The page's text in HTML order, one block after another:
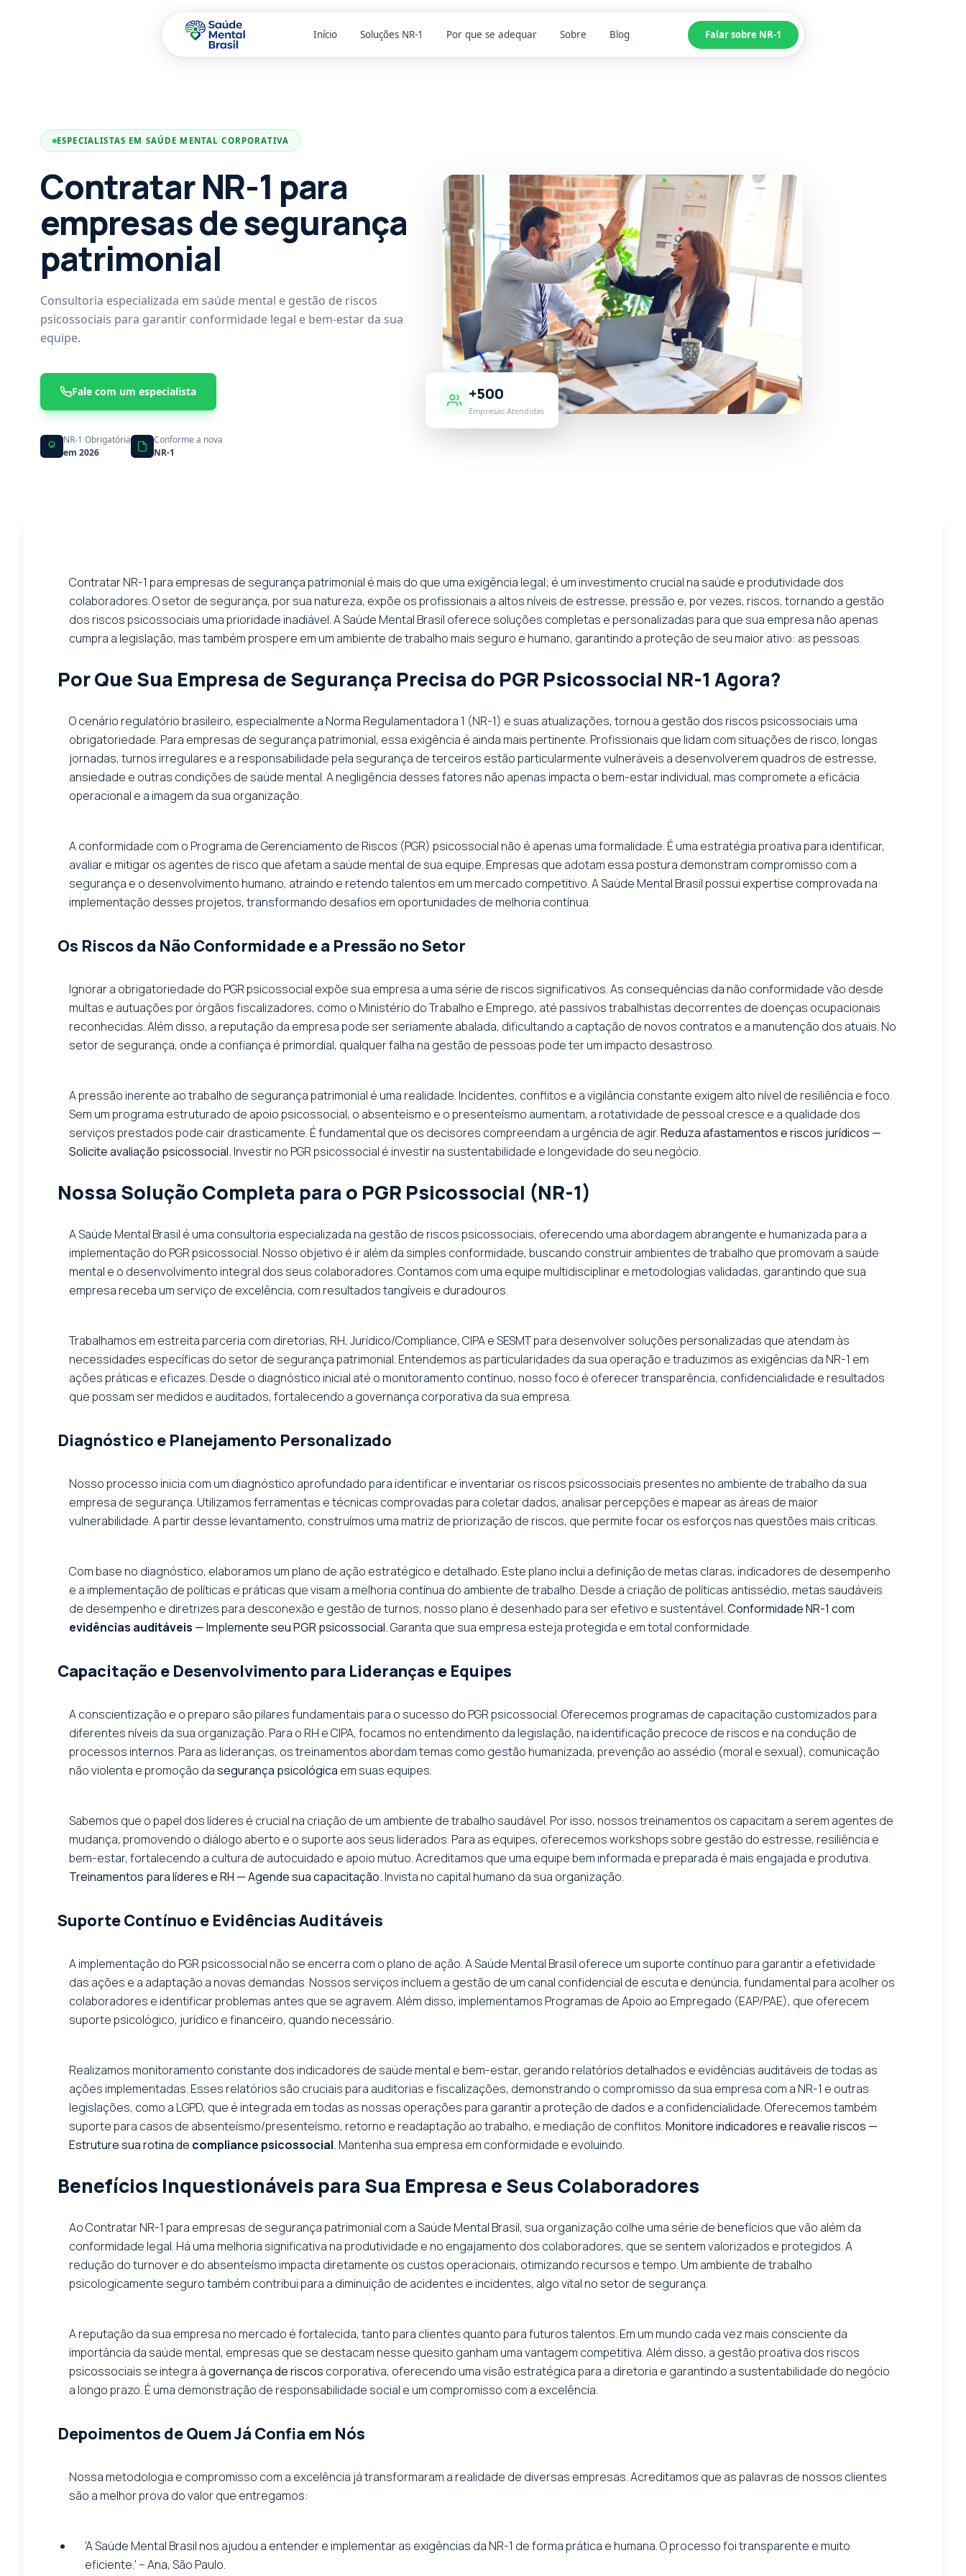
Início Soluções NR-1 Por que se adequar Sobre Blog Falar sobre NR-1
ESPECIALISTAS EM SAÚDE MENTAL CORPORATIVA
Contratar NR-1 para
empresas de segurança
patrimonial
Consultoria especializada em saúde mental e gestão de riscos
psicossociais para garantir conformidade legal e bem-estar da sua
equipe.
Fale com um especialista
NR-1 Obrigatória
em 2026
Conforme a nova
NR-1
+500
Empresas Atendidas
Contratar NR-1 para empresas de segurança patrimonial é mais do que uma exigência legal; é um investimento crucial na saúde e produtividade dos
colaboradores. O setor de segurança, por sua natureza, expõe os profissionais a altos níveis de estresse, pressão e, por vezes, riscos, tornando a gestão
dos riscos psicossociais uma prioridade inadiável. A Saúde Mental Brasil oferece soluções completas e personalizadas para que sua empresa não apenas
cumpra a legislação, mas também prospere em um ambiente de trabalho mais seguro e humano, garantindo a proteção de seu maior ativo: as pessoas.
Por Que Sua Empresa de Segurança Precisa do PGR Psicossocial NR-1 Agora?
O cenário regulatório brasileiro, especialmente a Norma Regulamentadora 1 (NR-1) e suas atualizações, tornou a gestão dos riscos psicossociais uma
obrigatoriedade. Para empresas de segurança patrimonial, essa exigência é ainda mais pertinente. Profissionais que lidam com situações de risco, longas
jornadas, turnos irregulares e a responsabilidade pela segurança de terceiros estão particularmente vulneráveis a desenvolverem quadros de estresse,
ansiedade e outras condições de saúde mental. A negligência desses fatores não apenas impacta o bem-estar individual, mas compromete a eficácia
operacional e a imagem da sua organização.
A conformidade com o Programa de Gerenciamento de Riscos (PGR) psicossocial não é apenas uma formalidade. É uma estratégia proativa para identificar,
avaliar e mitigar os agentes de risco que afetam a saúde mental de sua equipe. Empresas que adotam essa postura demonstram compromisso com a
segurança e o desenvolvimento humano, atraindo e retendo talentos em um mercado competitivo. A Saúde Mental Brasil possui expertise comprovada na
implementação desses projetos, transformando desafios em oportunidades de melhoria contínua.
Os Riscos da Não Conformidade e a Pressão no Setor
Ignorar a obrigatoriedade do PGR psicossocial expõe sua empresa a uma série de riscos significativos. As consequências da não conformidade vão desde
multas e autuações por órgãos fiscalizadores, como o Ministério do Trabalho e Emprego, até passivos trabalhistas decorrentes de doenças ocupacionais
reconhecidas. Além disso, a reputação da empresa pode ser seriamente abalada, dificultando a captação de novos contratos e a manutenção dos atuais. No
setor de segurança, onde a confiança é primordial, qualquer falha na gestão de pessoas pode ter um impacto desastroso.
A pressão inerente ao trabalho de segurança patrimonial é uma realidade. Incidentes, conflitos e a vigilância constante exigem alto nível de resiliência e foco.
Sem um programa estruturado de apoio psicossocial, o absenteísmo e o presenteísmo aumentam, a rotatividade de pessoal cresce e a qualidade dos
serviços prestados pode cair drasticamente. É fundamental que os decisores compreendam a urgência de agir.Reduza afastamentos e riscos jurídicos —
Solicite avaliação psicossocial. Investir no PGR psicossocial é investir na sustentabilidade e longevidade do seu negócio.
Nossa Solução Completa para o PGR Psicossocial (NR-1)
A Saúde Mental Brasil é uma consultoria especializada na gestão de riscos psicossociais, oferecendo uma abordagem abrangente e humanizada para a
implementação do PGR psicossocial. Nosso objetivo é ir além da simples conformidade, buscando construir ambientes de trabalho que promovam a saúde
mental e o desenvolvimento integral dos seus colaboradores. Contamos com uma equipe multidisciplinar e metodologias validadas, garantindo que sua
empresa receba um serviço de excelência, com resultados tangíveis e duradouros.
Trabalhamos em estreita parceria com diretorias, RH, Jurídico/Compliance, CIPA e SESMT para desenvolver soluções personalizadas que atendam às
necessidades específicas do setor de segurança patrimonial. Entendemos as particularidades da sua operação e traduzimos as exigências da NR-1 em
ações práticas e eficazes. Desde o diagnóstico inicial até o monitoramento contínuo, nosso foco é oferecer transparência, confidencialidade e resultados
que possam ser medidos e auditados, fortalecendo a governança corporativa da sua empresa.
Diagnóstico e Planejamento Personalizado
Nosso processo inicia com um diagnóstico aprofundado para identificar e inventariar os riscos psicossociais presentes no ambiente de trabalho da sua
empresa de segurança. Utilizamos ferramentas e técnicas comprovadas para coletar dados, analisar percepções e mapear as áreas de maior
vulnerabilidade. A partir desse levantamento, construímos uma matriz de priorização de riscos, que permite focar os esforços nas questões mais críticas.
Com base no diagnóstico, elaboramos um plano de ação estratégico e detalhado. Este plano inclui a definição de metas claras, indicadores de desempenho
e a implementação de políticas e práticas que visam a melhoria contínua do ambiente de trabalho. Desde a criação de políticas antissédio, metas saudáveis
de desempenho e diretrizes para desconexão e gestão de turnos, nosso plano é desenhado para ser efetivo e sustentável.Conformidade NR-1 com
evidências auditáveis — Implemente seu PGR psicossocial.Garanta que sua empresa esteja protegida e em total conformidade.
Capacitação e Desenvolvimento para Lideranças e Equipes
A conscientização e o preparo são pilares fundamentais para o sucesso do PGR psicossocial. Oferecemos programas de capacitação customizados para
diferentes níveis da sua organização. Para o RH e CIPA, focamos no entendimento da legislação, na identificação precoce de riscos e na condução de
processos internos. Para as lideranças, os treinamentos abordam temas como gestão humanizada, prevenção ao assédio (moral e sexual), comunicação
não violenta e promoção dasegurança psicológica em suas equipes.
Sabemos que o papel dos líderes é crucial na criação de um ambiente de trabalho saudável. Por isso, nossos treinamentos os capacitam a serem agentes de
mudança, promovendo o diálogo aberto e o suporte aos seus liderados. Para as equipes, oferecemos workshops sobre gestão do estresse, resiliência e
bem-estar, fortalecendo a cultura de autocuidado e apoio mútuo. Acreditamos que uma equipe bem informada e preparada é mais engajada e produtiva.
Treinamentos para líderes e RH — Agende sua capacitação. Invista no capital humano da sua organização.
Suporte Contínuo e Evidências Auditáveis
A implementação do PGR psicossocial não se encerra com o plano de ação. A Saúde Mental Brasil oferece um suporte contínuo para garantir a efetividade
das ações e a adaptação a novas demandas. Nossos serviços incluem a gestão de um canal confidencial de escuta e denúncia, fundamental para acolher os
colaboradores e identificar problemas antes que se agravem. Além disso, implementamos Programas de Apoio ao Empregado (EAP/PAE), que oferecem
suporte psicológico, jurídico e financeiro, quando necessário.
Realizamos monitoramento constante dos indicadores de saúde mental e bem-estar, gerando relatórios detalhados e evidências auditáveis de todas as
ações implementadas. Esses relatórios são cruciais para auditorias e fiscalizações, demonstrando o compromisso da sua empresa com a NR-1 e outras
legislações, como a LGPD, que é integrada em todas as nossas operações para garantir a proteção de dados e a confidencialidade. Oferecemos também
suporte para casos de absenteísmo/presenteísmo, retorno e readaptação ao trabalho, e mediação de conflitos.Monitore indicadores e reavalie riscos —
Estruture sua rotina de compliance psicossocial. Mantenha sua empresa em conformidade e evoluindo.
Benefícios Inquestionáveis para Sua Empresa e Seus Colaboradores
Ao Contratar NR-1 para empresas de segurança patrimonial com a Saúde Mental Brasil, sua organização colhe uma série de benefícios que vão além da
conformidade legal. Há uma melhoria significativa na produtividade e no engajamento dos colaboradores, que se sentem valorizados e protegidos. A
redução do turnover e do absenteísmo impacta diretamente os custos operacionais, otimizando recursos e tempo. Um ambiente de trabalho
psicologicamente seguro também contribui para a diminuição de acidentes e incidentes, algo vital no setor de segurança.
A reputação da sua empresa no mercado é fortalecida, tanto para clientes quanto para futuros talentos. Em um mundo cada vez mais consciente da
importância da saúde mental, empresas que se destacam nesse quesito ganham uma vantagem competitiva. Além disso, a gestão proativa dos riscos
psicossociais se integra àgovernança de riscos corporativa, oferecendo uma visão estratégica para a diretoria e garantindo a sustentabilidade do negócio
a longo prazo. É uma demonstração de responsabilidade social e um compromisso com a excelência.
Depoimentos de Quem Já Confia em Nós
Nossa metodologia e compromisso com a excelência já transformaram a realidade de diversas empresas. Acreditamos que as palavras de nossos clientes
são a melhor prova do valor que entregamos:
'A Saúde Mental Brasil nos ajudou a entender e implementar as exigências da NR-1 de forma prática e humana. O processo foi transparente e muito
eficiente.' – Ana, São Paulo.